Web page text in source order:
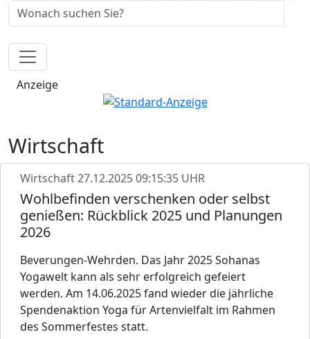
Anzeige
Wirtschaft
Wirtschaft27.12.2025 09:15:35 UHR
Wohlbefinden verschenken oder selbst
genießen: Rückblick 2025 und Planungen
2026
Beverungen-Wehrden. Das Jahr 2025 Sohanas
Yogawelt kann als sehr erfolgreich gefeiert
werden. Am 14.06.2025 fand wieder die jährliche
Spendenaktion Yoga für Artenvielfalt im Rahmen
des Sommerfestes statt.